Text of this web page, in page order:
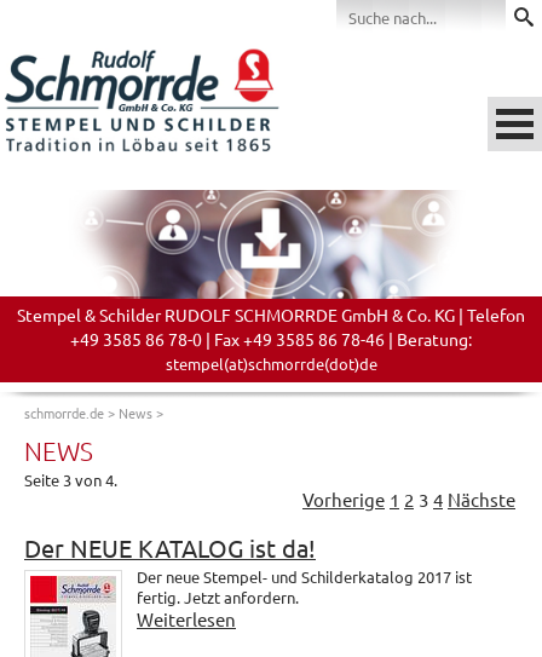
Stempel & Schilder RUDOLF SCHMORRDE GmbH & Co. KG | Telefon
+49 3585 86 78-0 | Fax +49 3585 86 78-46 | Beratung:
stempel(at)schmorrde(dot)de
schmorrde.de> News>
NEWS
Seite 3 von 4.
Vorherige 1 2 3 4 Nächste
Der NEUE KATALOG ist da!
Der neue Stempel- und Schilderkatalog 2017 ist
fertig. Jetzt anfordern.
Weiterlesen